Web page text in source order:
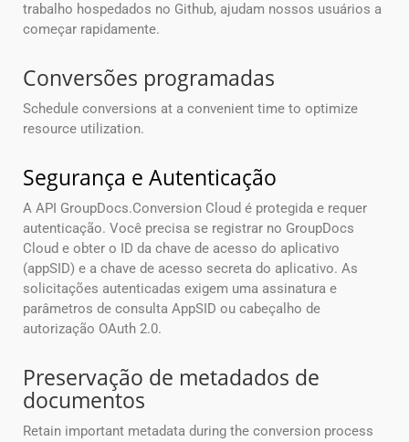
trabalho hospedados no Github, ajudam nossos usuários a
começar rapidamente.
Conversões programadas
Schedule conversions at a convenient time to optimize
resource utilization.
Segurança e Autenticação
A API GroupDocs.Conversion Cloud é protegida e requer
autenticação. Você precisa se registrar no GroupDocs
Cloud e obter o ID da chave de acesso do aplicativo
(appSID) e a chave de acesso secreta do aplicativo. As
solicitações autenticadas exigem uma assinatura e
parâmetros de consulta AppSID ou cabeçalho de
autorização OAuth 2.0.
Preservação de metadados de
documentos
Retain important metadata during the conversion process